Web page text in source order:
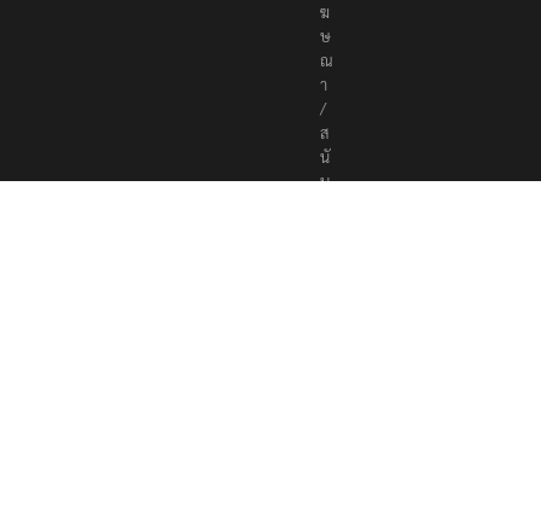
ฆ
ษ
ณ
า
/
ส
นั
บ